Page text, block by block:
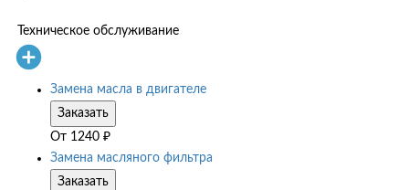
Техническое обслуживание
Замена масла в двигателе
Заказать
От 1240 ₽
Замена масляного фильтра
Заказать